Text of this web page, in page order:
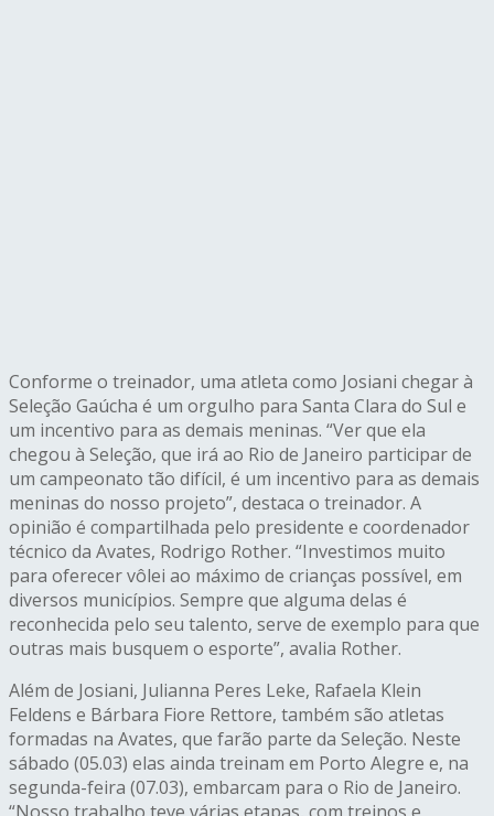
Conforme o treinador, uma atleta como Josiani chegar à
Seleção Gaúcha é um orgulho para Santa Clara do Sul e
um incentivo para as demais meninas. “Ver que ela
chegou à Seleção, que irá ao Rio de Janeiro participar de
um campeonato tão difícil, é um incentivo para as demais
meninas do nosso projeto”, destaca o treinador. A
opinião é compartilhada pelo presidente e coordenador
técnico da Avates, Rodrigo Rother. “Investimos muito
para oferecer vôlei ao máximo de crianças possível, em
diversos municípios. Sempre que alguma delas é
reconhecida pelo seu talento, serve de exemplo para que
outras mais busquem o esporte”, avalia Rother.
Além de Josiani, Julianna Peres Leke, Rafaela Klein
Feldens e Bárbara Fiore Rettore, também são atletas
formadas na Avates, que farão parte da Seleção. Neste
sábado (05.03) elas ainda treinam em Porto Alegre e, na
segunda-feira (07.03), embarcam para o Rio de Janeiro.